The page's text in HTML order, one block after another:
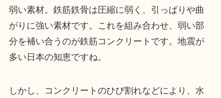
弱い素材。鉄筋鉄骨は圧縮に弱く、引っぱりや曲
がりに強い素材です。これを組み合わせ、弱い部
分を補い合うのが鉄筋コンクリートです。地震が
多い日本の知恵ですね。
しかし、コンクリートのひび割れなどにより、水